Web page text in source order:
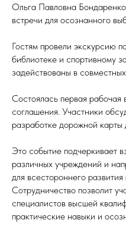
Ольга Павловна
встречи для осознанного
Гостям провели экскурсию
библиотеке и спортивному
задействованы в
Состоялась первая рабочая
соглашения. Участники
разработке дорожной карты
Это событие подчеркивает
различных учреждений и
для всестороннего
Сотрудничество позволит
специалистов высшей
практические навыки и